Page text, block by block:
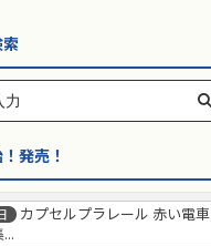
発売！
カプセルプラレール 赤い電車